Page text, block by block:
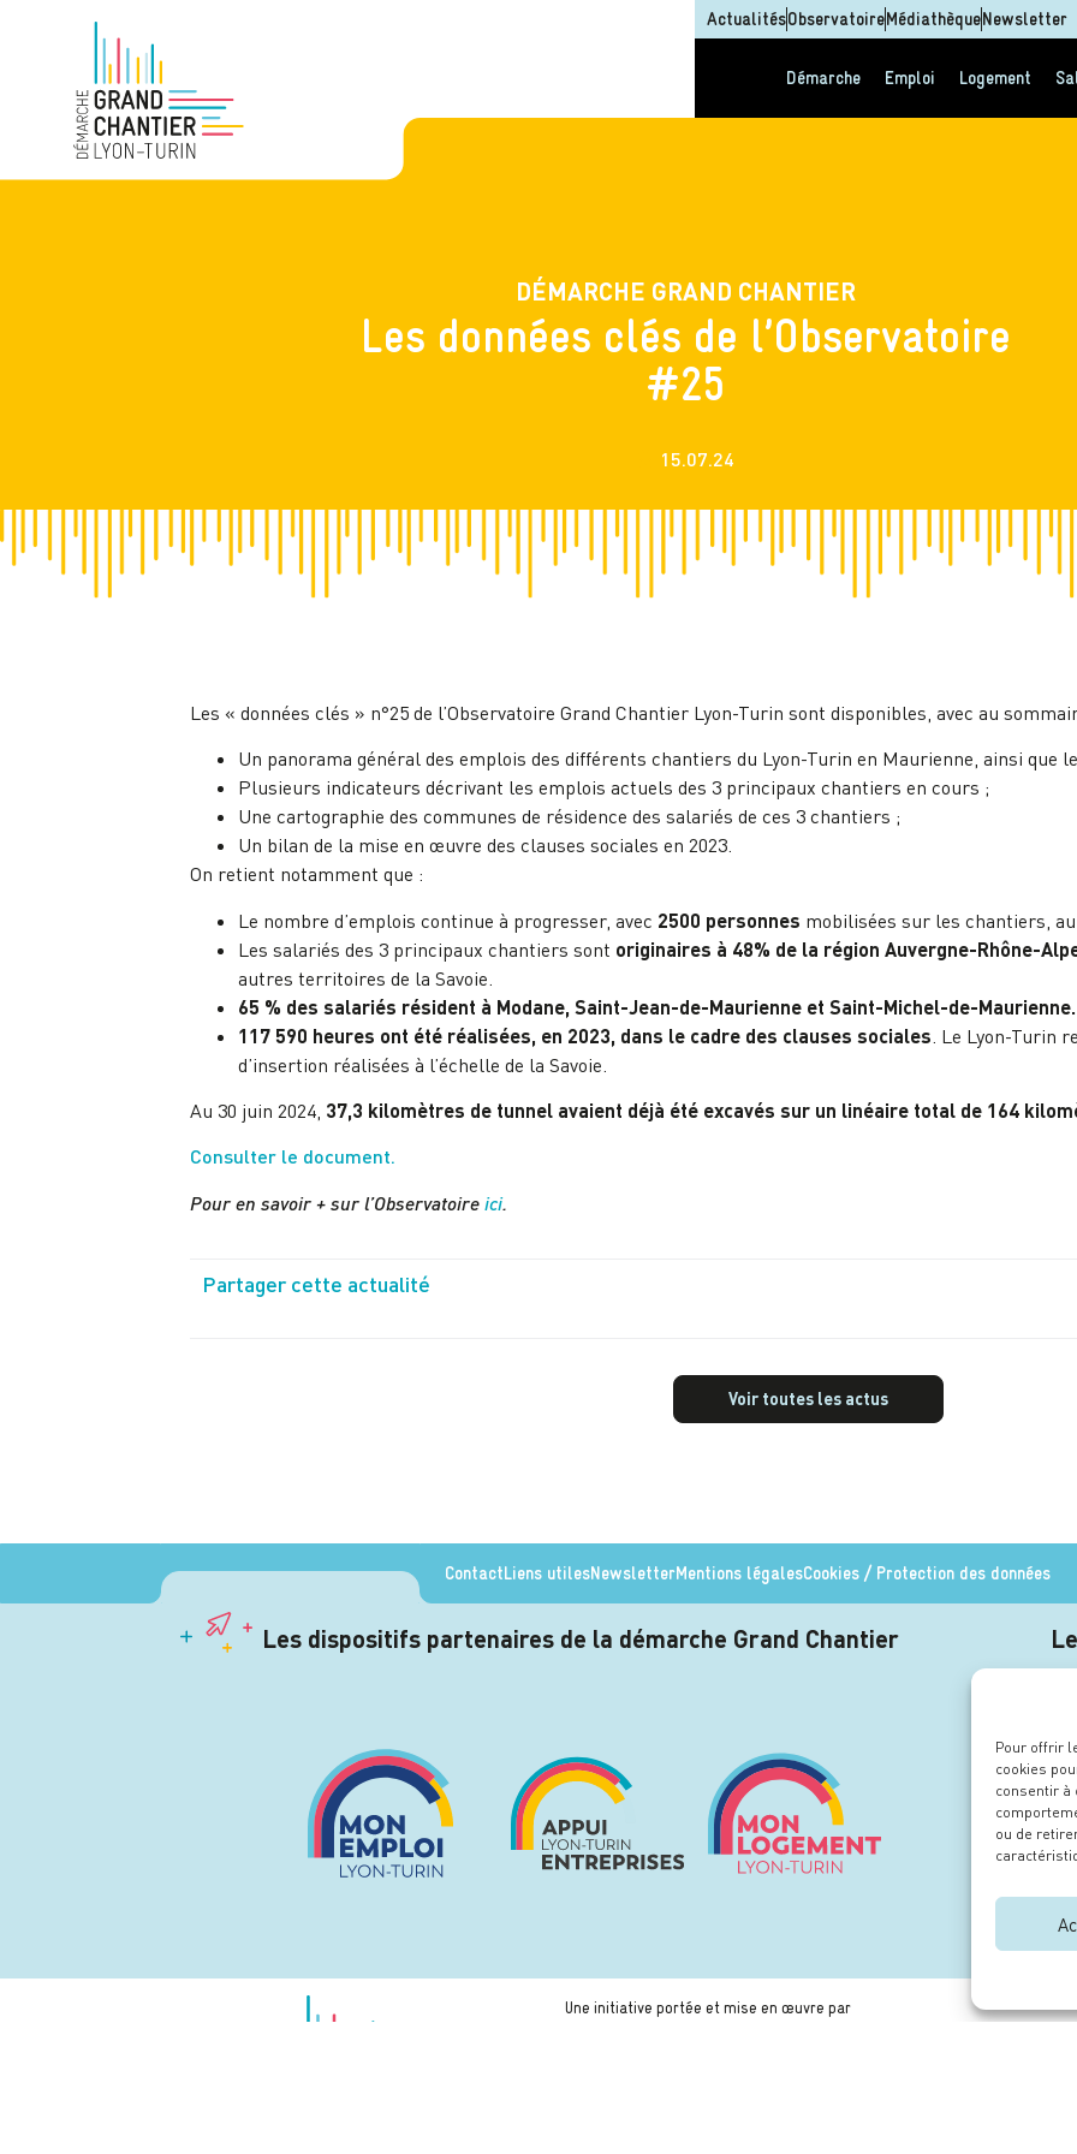
Pour offrir
cookies
consentir à
ou de
ActualitésObservatoireMédiathèqueNewsletter
Démarche Emploi Logement
DÉMARCHE GRAND CHANTIER
Les données clés de l’Observatoire
#25
15.07.24
Les « données clés » n°25 de l’Observatoire Grand Chantier Lyon-Turin sont disponibles, avec au
Un panorama général des emplois des différents chantiers du Lyon-Turin en Maurienne, ainsi que
Plusieurs indicateurs décrivant les emplois actuels des 3 principaux chantiers en cours ;
Une cartographie des communes de résidence des salariés de ces 3 chantiers ;
Un bilan de la mise en œuvre des clauses sociales en 2023.
On retient notamment que :
Le nombre d’emplois continue à progresser, avec 2500 personnes mobilisées sur les chantiers, au
Les salariés des 3 principaux chantiers sont originaires à 48% de la région Auvergne-Rhône-
autres territoires de la Savoie.
65 % des salariés résident à Modane, Saint-Jean-de-Maurienne et Saint-Michel-de-Maurienne.
117 590 heures ont été réalisées, en 2023, dans le cadre des clauses sociales . Le Lyon-Turin
d’insertion réalisées à l’échelle de la Savoie.
Au 30 juin 2024, 37,3 kilomètres de tunnel avaient déjà été excavés sur un linéaire total de 164
Consulter le document.
Pour en savoir + sur l’Observatoire ici.
Partager cette actualité
Voir toutes les actus
ContactLiens utilesNewsletterMentions légalesCookies / Protection des données
Les dispositifs partenaires de la démarche Grand Chantier
Une initiative portée et mise en œuvre par